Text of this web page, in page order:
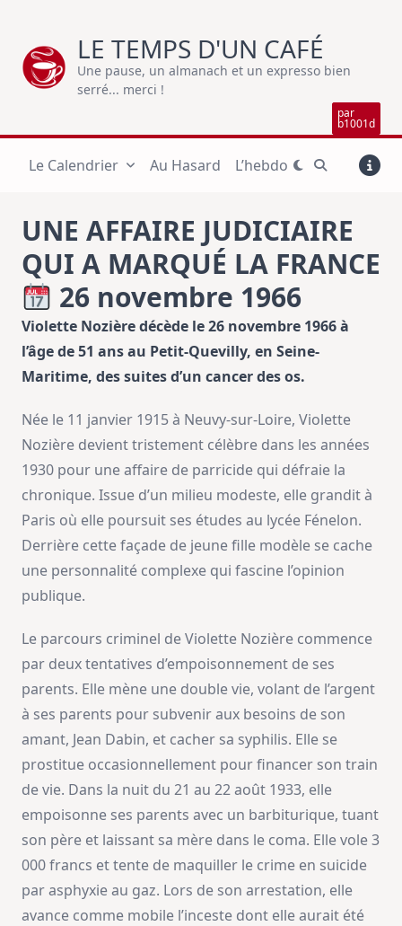
content
LE TEMPS D'UN CAFÉ
Une pause, un almanach et un expresso bien
serré... merci !
par
b1001d
Le Calendrier Au Hasard L’hebdo
UNE AFFAIRE JUDICIAIRE
QUI A MARQUÉ LA FRANCE
26 novembre 1966
Violette Nozière décède le 26 novembre 1966 à
l’âge de 51 ans au Petit-Quevilly, en Seine-
Maritime, des suites d’un cancer des os.
Née le 11 janvier 1915 à Neuvy-sur-Loire, Violette
Nozière devient tristement célèbre dans les années
1930 pour une affaire de parricide qui défraie la
chronique. Issue d’un milieu modeste, elle grandit à
Paris où elle poursuit ses études au lycée Fénelon.
Derrière cette façade de jeune fille modèle se cache
une personnalité complexe qui fascine l’opinion
publique.
Le parcours criminel de Violette Nozière commence
par deux tentatives d’empoisonnement de ses
parents. Elle mène une double vie, volant de l’argent
à ses parents pour subvenir aux besoins de son
amant, Jean Dabin, et cacher sa syphilis. Elle se
prostitue occasionnellement pour financer son train
de vie. Dans la nuit du 21 au 22 août 1933, elle
empoisonne ses parents avec un barbiturique, tuant
son père et laissant sa mère dans le coma. Elle vole 3
000 francs et tente de maquiller le crime en suicide
par asphyxie au gaz. Lors de son arrestation, elle
avance comme mobile l’inceste dont elle aurait été